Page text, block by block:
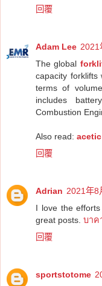
回覆
Adam Lee 2021
The global
capacity forklifts
terms of
includes
Combustion
Also read:
回覆
Adrian 2021年8
I love the
great posts. บาค
回覆
sportstotome